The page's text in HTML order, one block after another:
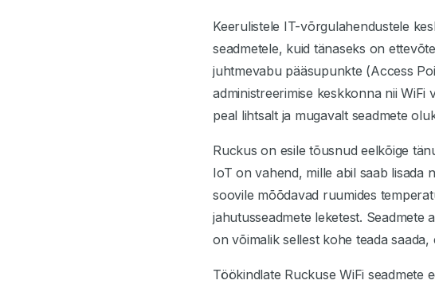
Keerulistele IT-võrgulahendustele
seadmetele, kuid tänaseks on
juhtmevabu pääsupunkte (Access
administreerimise keskkonna nii WiFi
peal lihtsalt ja mugavalt seadmete
Ruckus on esile tõusnud eelkõige
IoT on vahend, mille abil saab lisada
soovile mõõdavad ruumides
jahutusseadmete leketest. Seadmete
on võimalik sellest kohe teada
Töökindlate Ruckuse WiFi seadmete